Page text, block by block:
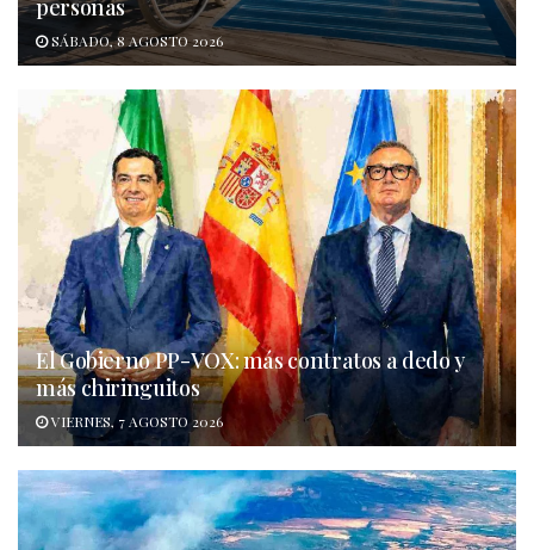
personas
SÁBADO, 8 AGOSTO 2026
El Gobierno PP-VOX: más contratos a dedo y
más chiringuitos
VIERNES, 7 AGOSTO 2026